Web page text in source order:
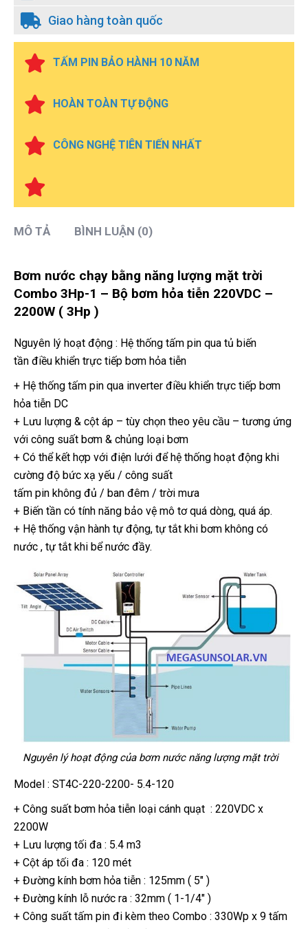
Giao hàng toàn quốc
TẤM PIN BẢO HÀNH 10 NĂM
HOÀN TOÀN TỰ ĐỘNG
CÔNG NGHỆ TIÊN TIẾN NHẤT
MÔ TẢ BÌNH LUẬN (0)
Bơm nước chạy bằng năng lượng mặt trời
Combo 3Hp-1 – Bộ bơm hỏa tiễn 220VDC –
2200W ( 3Hp )
Nguyên lý hoạt động : Hệ thống tấm pin qua tủ biến
tần điều khiển trực tiếp bơm hỏa tiễn
+ Hệ thống tấm pin qua inverter điều khiển trực tiếp bơm
hỏa tiễn DC
+ Lưu lượng & cột áp – tùy chọn theo yêu cầu – tương ứng
với công suất bơm & chủng loại bơm
+ Có thể kết hợp với điện lưới để hệ thống hoạt động khi
cường độ bức xạ yếu / công suất
tấm pin không đủ / ban đêm / trời mưa
+ Biến tần có tính năng bảo vệ mô tơ quá dòng, quá áp.
+ Hệ thống vận hành tự động, tự tắt khi bơm không có
nước , tự tắt khi bể nước đầy.
Nguyên lý hoạt động của bơm nước năng lượng mặt trời
Model : ST4C-220-2200- 5.4-120
+ Công suất bơm hỏa tiễn loại cánh quạt : 220VDC x
2200W
+ Lưu lượng tối đa : 5.4 m3
+ Cột áp tối đa : 120 mét
+ Đường kính bơm hỏa tiễn : 125mm ( 5″ )
+ Đường kính lỗ nước ra : 32mm ( 1-1/4″ )
+ Công suất tấm pin đi kèm theo Combo : 330Wp x 9 tấm